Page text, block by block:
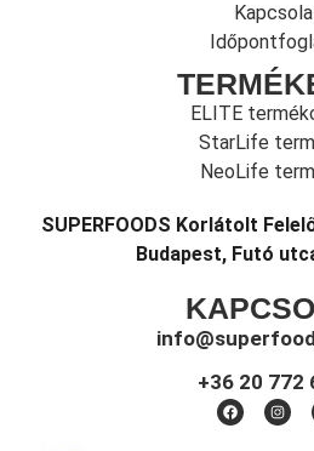
ELITE
StarLife
NeoLife
SUPERFOODS Korlátolt
Budapest, Futó
+36 20 772